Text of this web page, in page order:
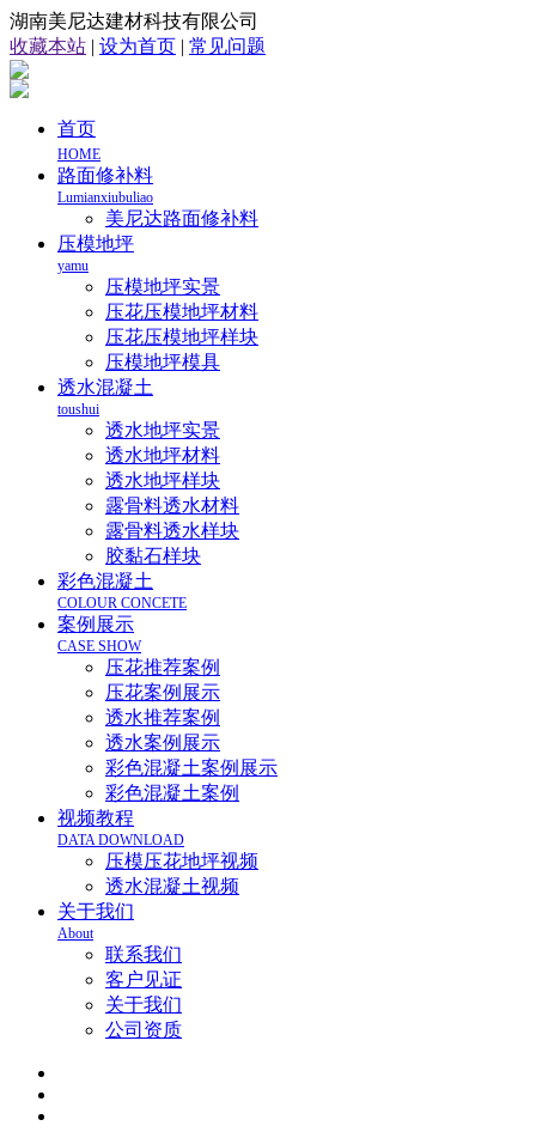
湖南美尼达建材科技有限公司
收藏本站 | 设为首页 | 常见问题
首页
HOME
路面修补料
Lumianxiubuliao
美尼达路面修补料
压模地坪
yamu
压模地坪实景
压花压模地坪材料
压花压模地坪样块
压模地坪模具
透水混凝土
toushui
透水地坪实景
透水地坪材料
透水地坪样块
露骨料透水材料
露骨料透水样块
胶黏石样块
彩色混凝土
COLOUR CONCETE
案例展示
CASE SHOW
压花推荐案例
压花案例展示
透水推荐案例
透水案例展示
彩色混凝土案例展示
彩色混凝土案例
视频教程
DATA DOWNLOAD
压模压花地坪视频
透水混凝土视频
关于我们
About
联系我们
客户见证
关于我们
公司资质